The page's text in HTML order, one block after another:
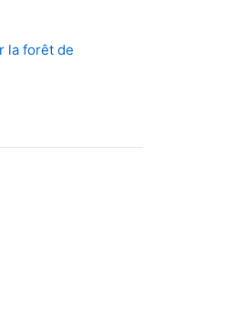
la forêt de